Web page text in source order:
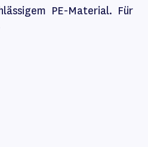
PE-Material. Für